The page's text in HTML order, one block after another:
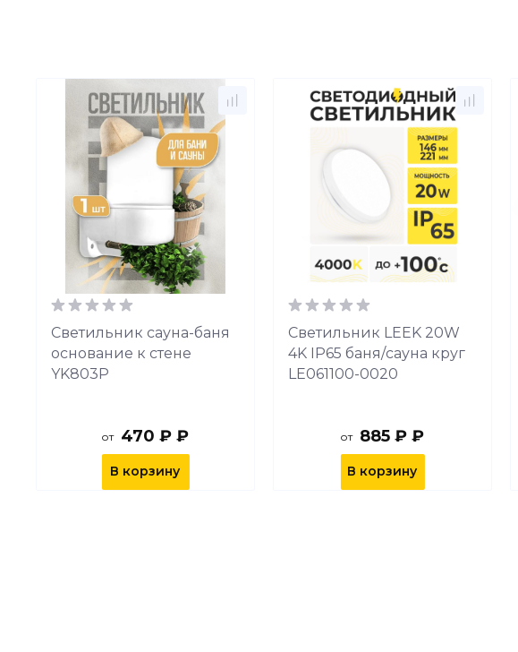
Светильник сауна-баня
основание к стене
YK803P
от 470 ₽ ₽
В корзину
Светильник LEEK 20W
4K IP65 баня/сауна круг
LE061100-0020
от 885 ₽ ₽
В корзину